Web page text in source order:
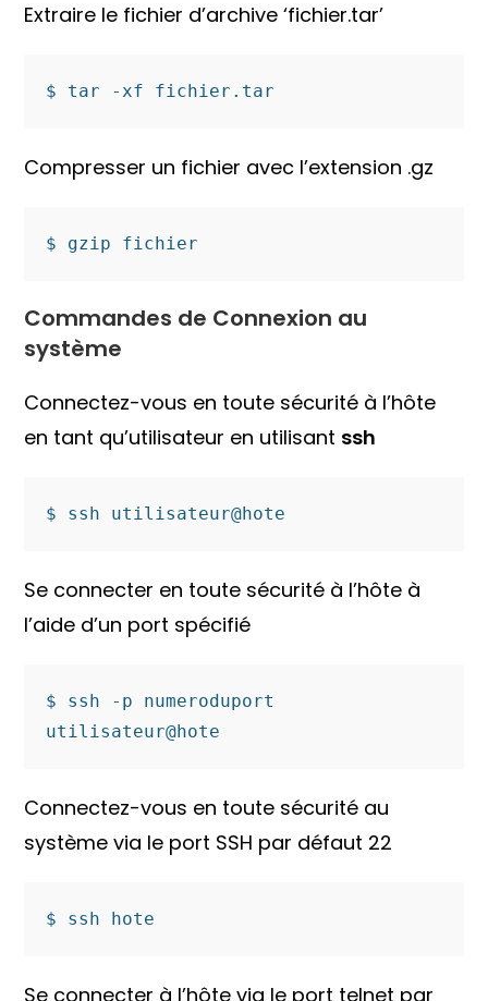
Extraire le fichier d’archive ‘fichier.tar’
$ tar -xf fichier.tar
Compresser un fichier avec l’extension .gz
$ gzip fichier
Commandes de Connexion au
système
Connectez-vous en toute sécurité à l’hôte
en tant qu’utilisateur en utilisant ssh
$ ssh utilisateur@hote
Se connecter en toute sécurité à l’hôte à
l’aide d’un port spécifié
$ ssh -p numeroduport
utilisateur@hote
Connectez-vous en toute sécurité au
système via le port SSH par défaut 22
$ ssh hote
Se connecter à l’hôte via le port telnet par